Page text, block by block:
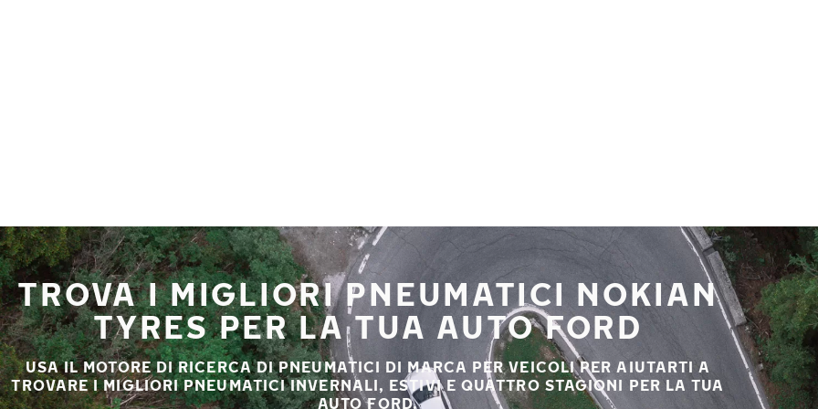
TROVA I MIGLIORI PNEUMATICI NOKIAN
TYRES PER LA TUA AUTO FORD
USA IL MOTORE DI RICERCA DI PNEUMATICI DI MARCA PER VEICOLI PER AIUTARTI A
TROVARE I MIGLIORI PNEUMATICI INVERNALI, ESTIVI E QUATTRO STAGIONI PER LA TUA
AUTO FORD.